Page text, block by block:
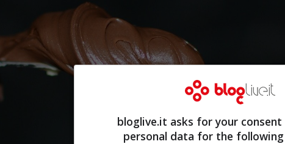
bloglive.it asks for your
personal data for the following